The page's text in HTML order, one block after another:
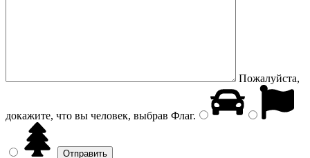
Пожалуйста,
докажите, что вы человек, выбрав Флаг.